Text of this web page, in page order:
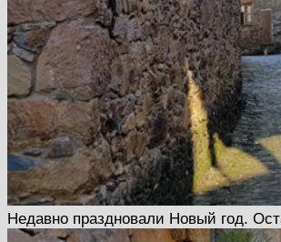
Недавно праздновали Новый год.